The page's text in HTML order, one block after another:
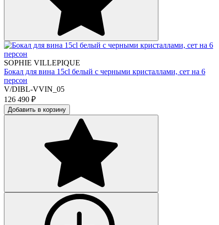
SOPHIE VILLEPIQUE
Бокал для вина 15cl белый с черными кристаллами, сет на 6
персон
V/DIBL-VVIN_05
126 490 ₽
Добавить в корзину